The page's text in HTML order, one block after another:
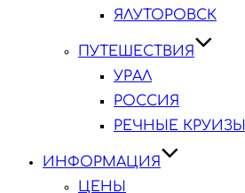
ЯЛУТОРОВСК
ПУТЕШЕСТВИЯ
УРАЛ
РОССИЯ
РЕЧНЫЕ КРУИЗЫ
ИНФОРМАЦИЯ
ЦЕНЫ